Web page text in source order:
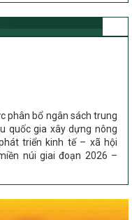
tỉnh về tình hình thực
quốc gia xây dựng nông
triển kinh tế – xã hội
núi giai đoạn 2026 –
núi giai đoạn 2026 –